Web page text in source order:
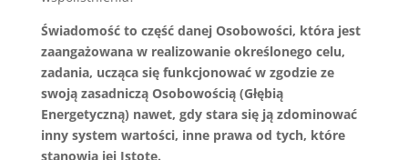
Świadomość to część danej Osobowości, która jest
zaangażowana w realizowanie określonego celu,
zadania, ucząca się funkcjonować w zgodzie ze
swoją zasadniczą Osobowością (Głębią
Energetyczną) nawet, gdy stara się ją zdominować
inny system wartości, inne prawa od tych, które
stanowią jej Istotę.